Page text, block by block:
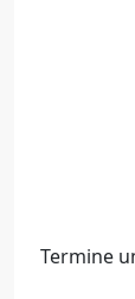
Termine